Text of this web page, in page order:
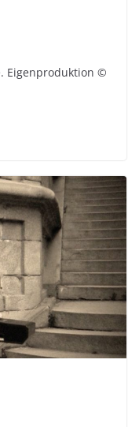
Eigenproduktion ©